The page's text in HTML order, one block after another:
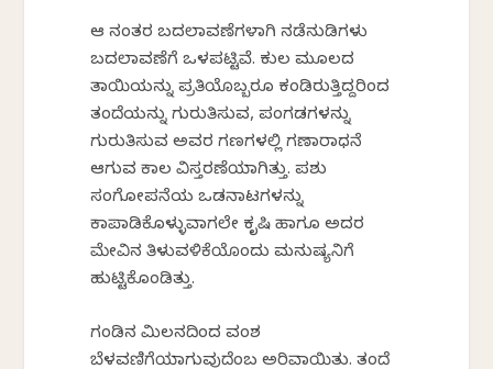
ಆ ನಂತರ ಬದಲಾವಣೆಗಳಾಗಿ ನಡೆನುಡಿಗಳು
ಬದಲಾವಣೆಗೆ ಒಳಪಟ್ಟಿವೆ. ಕುಲ ಮೂಲದ
ತಾಯಿಯನ್ನು ಪ್ರತಿಯೊಬ್ಬರೂ ಕಂಡಿರುತ್ತಿದ್ದರಿಂದ
ತಂದೆಯನ್ನು ಗುರುತಿಸುವ, ಪಂಗಡಗಳನ್ನು
ಗುರುತಿಸುವ ಅವರ ಗಣಗಳಲ್ಲಿ ಗಣಾರಾಧನೆ
ಆಗುವ ಕಾಲ ವಿಸ್ತರಣೆಯಾಗಿತ್ತು. ಪಶು
ಸಂಗೋಪನೆಯ ಒಡನಾಟಗಳನ್ನು
ಕಾಪಾಡಿಕೊಳ್ಳುವಾಗಲೇ ಕೃಷಿ ಹಾಗೂ ಅದರ
ಮೇವಿನ ತಿಳುವಳಿಕೆಯೊಂದು ಮನುಷ್ಯನಿಗೆ
ಹುಟ್ಟಿಕೊಂಡಿತ್ತು.
ಗಂಡಿನ ಮಿಲನದಿಂದ ವಂಶ
ಬೆಳವಣಿಗೆಯಾಗುವುದೆಂಬ ಅರಿವಾಯಿತು. ತಂದೆ